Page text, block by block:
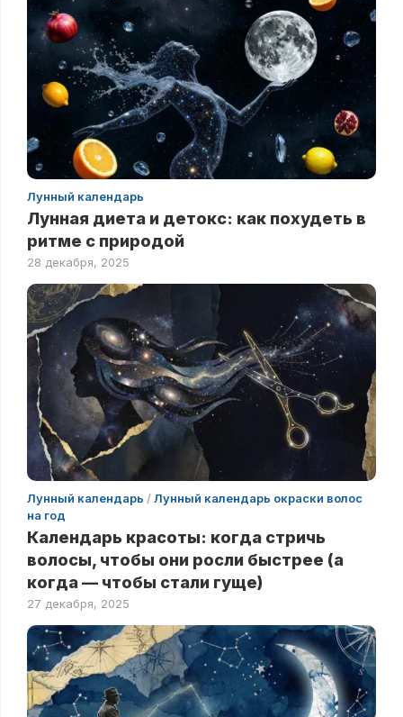
Лунный календарь
Лунная диета и детокс: как похудеть в
ритме с природой
28 декабря, 2025
Лунный календарь /Лунный календарь окраски волос
на год
Календарь красоты: когда стричь
волосы, чтобы они росли быстрее (а
когда — чтобы стали гуще)
27 декабря, 2025